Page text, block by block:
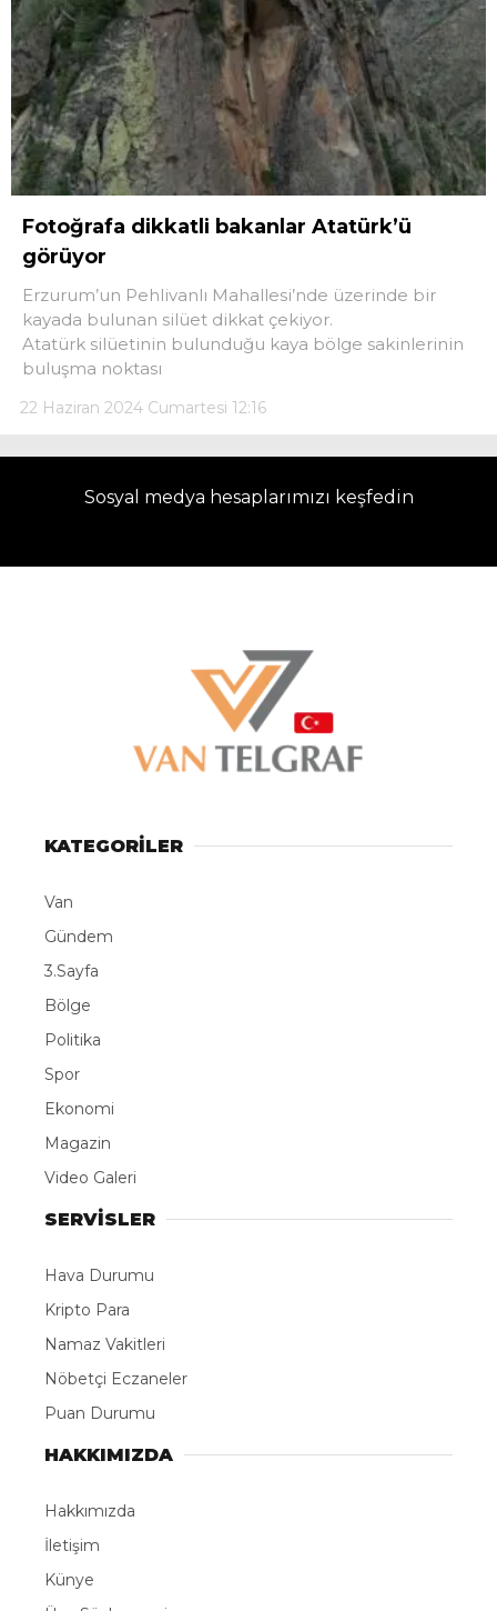
Fotoğrafa dikkatli bakanlar Atatürk’ü
görüyor
Erzurum’un Pehlivanlı Mahallesi’nde üzerinde bir
kayada bulunan silüet dikkat çekiyor.
Atatürk silüetinin bulunduğu kaya bölge sakinlerinin
buluşma noktası
22 Haziran 2024 Cumartesi 12:16
Sosyal medya hesaplarımızı keşfedin
KATEGORİLER
Van
Gündem
3.Sayfa
Bölge
Politika
Spor
Ekonomi
Magazin
Video Galeri
SERVİSLER
Hava Durumu
Kripto Para
Namaz Vakitleri
Nöbetçi Eczaneler
Puan Durumu
HAKKIMIZDA
Hakkımızda
İletişim
Künye